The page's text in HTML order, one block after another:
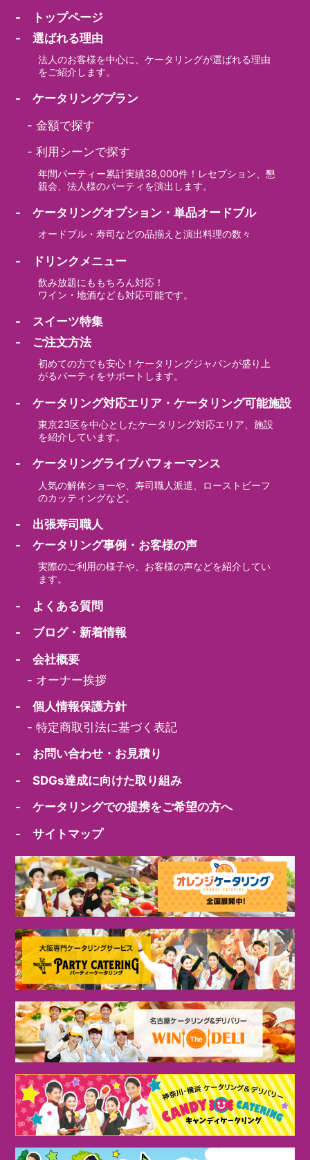
- トップページ
- 選ばれる理由
法人のお客様を中心に、ケータリングが選ばれる理由
をご紹介します。
- ケータリングプラン
-金額で探す
-利用シーンで探す
年間パーティー累計実績38,000件！レセプション、懇
親会、法人様のパーティを演出します。
- ケータリングオプション・単品オードブル
オードブル・寿司などの品揃えと演出料理の数々
- ドリンクメニュー
飲み放題にももちろん対応！
ワイン・地酒なども対応可能です。
- スイーツ特集
- ご注文方法
初めての方でも安心！ケータリングジャパンが盛り上
がるパーティをサポートします。
- ケータリング対応エリア・ケータリング可能施設
東京23区を中心としたケータリング対応エリア、施設
を紹介しています。
- ケータリングライブパフォーマンス
人気の解体ショーや、寿司職人派遣、ローストビーフ
のカッティングなど。
- 出張寿司職人
- ケータリング事例・お客様の声
実際のご利用の様子や、お客様の声などを紹介してい
ます。
- よくある質問
- ブログ・新着情報
- 会社概要
- オーナー挨拶
- 個人情報保護方針
-特定商取引法に基づく表記
- お問い合わせ・お見積り
- SDGs達成に向けた取り組み
- ケータリングでの提携をご希望の方へ
- サイトマップ